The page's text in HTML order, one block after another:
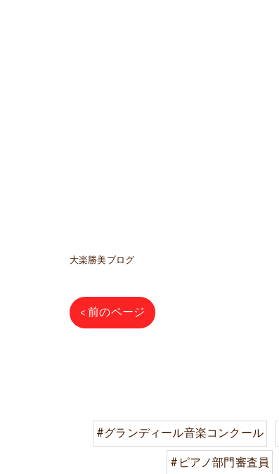
大楽勝美ブログ
< 前のページ
#グランディール音楽コンクール
#ピアノ部門審査員